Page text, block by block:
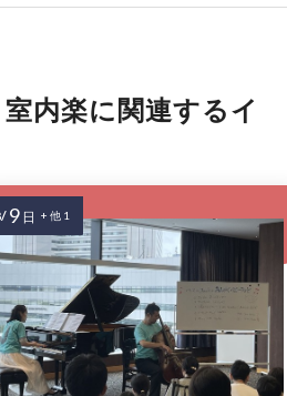
内楽に関連するイ
9 日 + 他 1